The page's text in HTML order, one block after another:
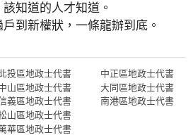
知道的人才知道。
到新權狀，一條龍辦到底。
投區地政士代書
山區地政士代書
義區地政士代書
山區地政士代書
華區地政士代書
中正區地政士代書
大同區地政士代書
南港區地政士代書